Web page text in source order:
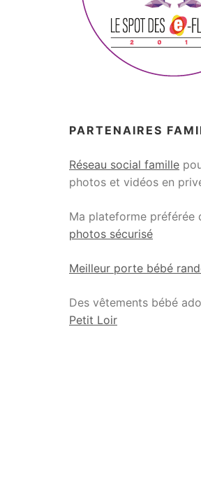
PARTENAIRES
Réseau social famille
photos et vidéos en
Ma plateforme préférée
photos sécurisé
Meilleur porte bébé
Des vêtements bébé
Petit Loir